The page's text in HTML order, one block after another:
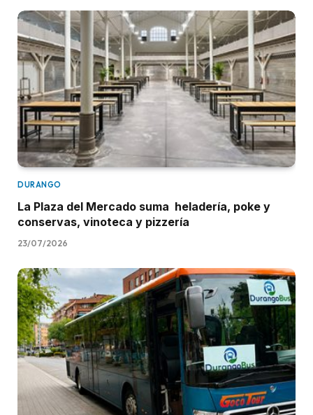
DURANGO
La Plaza del Mercado suma heladería, poke y
conservas, vinoteca y pizzería
23/07/2026